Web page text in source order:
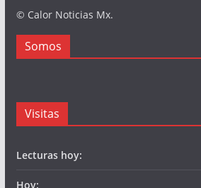
© Calor Noticias Mx.
Somos
Visitas
Lecturas hoy:
Hoy: